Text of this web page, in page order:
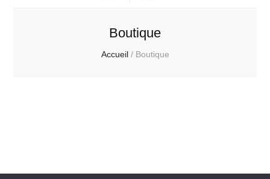
Boutique
Accueil / Boutique